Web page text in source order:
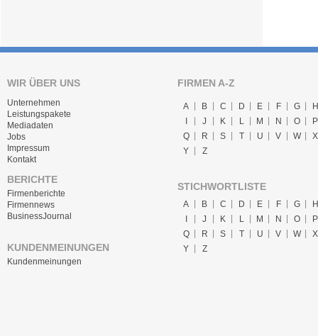
WIR ÜBER UNS
Unternehmen
Leistungspakete
Mediadaten
Jobs
Impressum
Kontakt
BERICHTE
Firmenberichte
Firmennews
BusinessJournal
KUNDENMEINUNGEN
Kundenmeinungen
FIRMEN A-Z
A B C D E F G
H
J K L M N O
P
Q
R S T U V W
X
Y
Z
STICHWORTLISTE
A B C D E F G
H
J K L M N O
P
Q
R S T U V W
X
Y
Z